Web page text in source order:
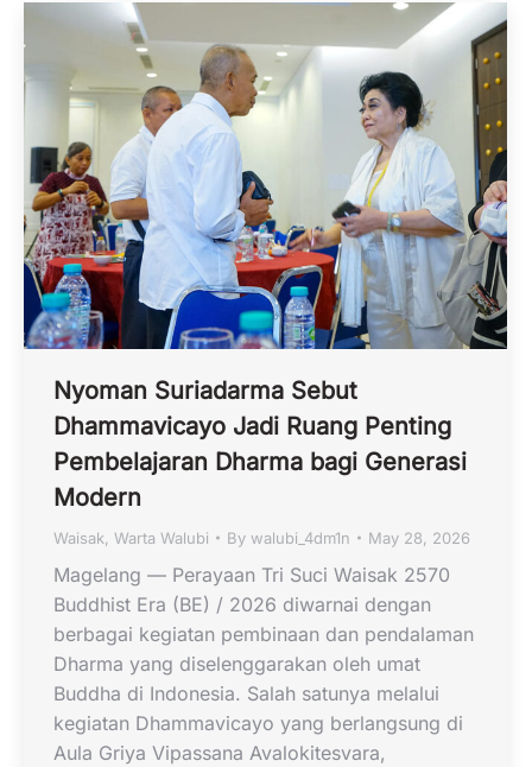
Nyoman Suriadarma Sebut
Dhammavicayo Jadi Ruang Penting
Pembelajaran Dharma bagi Generasi
Modern
Waisak, Warta Walubi By walubi_4dm1n May 28, 2026
Magelang — Perayaan Tri Suci Waisak 2570
Buddhist Era (BE) / 2026 diwarnai dengan
berbagai kegiatan pembinaan dan pendalaman
Dharma yang diselenggarakan oleh umat
Buddha di Indonesia. Salah satunya melalui
kegiatan Dhammavicayo yang berlangsung di
Aula Griya Vipassana Avalokitesvara,